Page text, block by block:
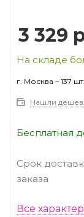
3 329
На складе
г. Москва – 137 шт.
Нашли
Бесплатная
Срок
заказа
Все